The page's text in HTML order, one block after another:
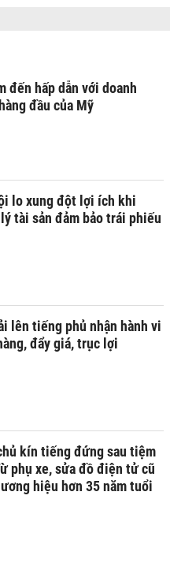
đến hấp dẫn với doanh
đầu của Mỹ
lo xung đột lợi ích khi
tài sản đảm bảo trái phiếu
lên tiếng phủ nhận hành vi
đẩy giá, trục lợi
kín tiếng đứng sau tiệm
phụ xe, sửa đồ điện tử cũ
hiệu hơn 35 năm tuổi